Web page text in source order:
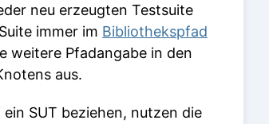
neu erzeugten Testsuite
immer im Bibliothekspfad
weitere Pfadangabe in den
aus.
SUT beziehen, nutzen die